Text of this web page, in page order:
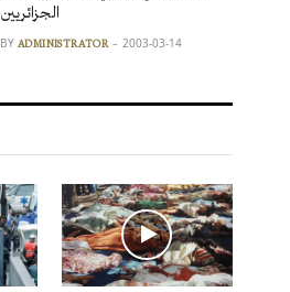
الجزائريين
BY ADMINISTRATOR 2003-03-14